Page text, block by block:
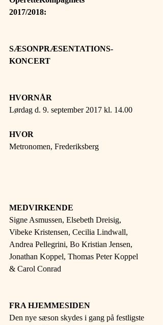
2017/2018:
SÆSONPRÆSENTATIONS-
KONCERT
HVORNÅR
Lørdag d. 9. september 2017 kl. 14.00
HVOR
Metronomen, Frederiksberg
MEDVIRKENDE
Signe Asmussen, Elsebeth Dreisig,
Vibeke Kristensen, Cecilia Lindwall,
Andrea Pellegrini, Bo Kristian Jensen,
Jonathan Koppel, Thomas Peter Koppel
& Carol Conrad
FRA HJEMMESIDEN
Den nye sæson skydes i gang på festligste